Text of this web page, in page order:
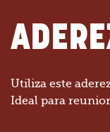
Utiliza este
Ideal para